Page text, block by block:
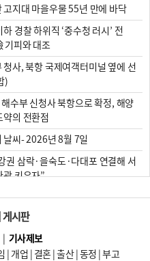
고지대 마을우물 55년 만에 바닥
하 경찰 하위직 ‘중수청 러시’ 전
피와 대조
청사, 북항 국제여객터미널 옆에 선
)
수부 신청사 북항으로 확정, 해양
약의 전환점
날씨- 2026년 8월 7일
권 삼락·을숙도·다대포 연결해 서
광 키우자”
주말부터 비소식…‘극한 폭염’ 한풀
67년 역사인데…전교생 24명 아
폐합 기로
시판
| 기사제보
| 개업 | 결혼|출산|동정 |부고